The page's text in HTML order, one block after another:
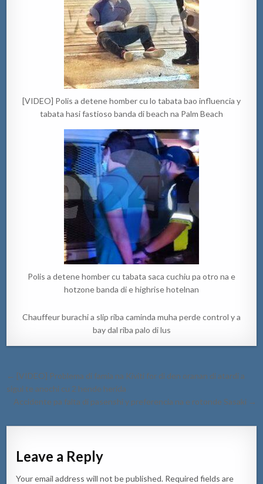
[VIDEO] Polis a detene homber cu lo tabata bao influencia y
tabata hasi fastioso banda di beach na Palm Beach
Polis a detene homber cu tabata saca cuchiu pa otro na e
hotzone banda di e highrise hotelnan
Chauffeur burachi a slip riba caminda muha perde control y a
bay dal riba palo di lus
Post
navigation
← [VIDEO] Problema di famia na Kiviti for di den oranan di atardi a
sigui te anochi cu 2 hende herida
Accidente pa falta di pasenshi y preferencia na e rotonde Sasaki →
Leave a Reply
Your email address will not be published. Required fields are